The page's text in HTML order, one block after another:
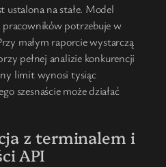
ustalona na stałe. Model
potrzebuje w
małym raporcie wystarczą
pełnej analizie konkurencji
limit wynosi tysiąc
szesnaście może działać
z terminalem i
API